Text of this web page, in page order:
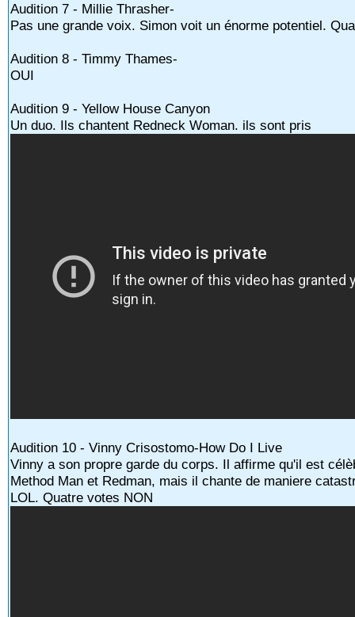
Audition 7 - Millie Thrasher-
Pas une grande voix. Simon voit un énorme potentiel.
Audition 8 - Timmy Thames-
OUI
Audition 9 - Yellow House Canyon
Un duo. Ils chantent Redneck Woman. ils sont pris
Audition 10 - Vinny Crisostomo-How Do I Live
Vinny a son propre garde du corps. Il affirme qu'il est
Method Man et Redman, mais il chante de maniere
LOL. Quatre votes NON